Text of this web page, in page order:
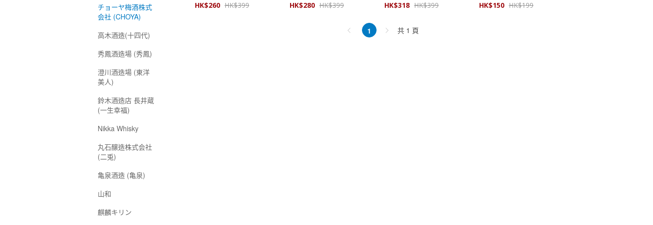
チョーヤ梅酒株式
会社 (CHOYA)
高木酒造(十四代)
秀鳳酒造場 (秀鳳)
澄川酒造場 (東洋
美人)
鈴木酒造店 長井蔵
(一生幸福)
Nikka Whisky
丸石醸造株式会社
(二兎)
亀泉酒造 (亀泉)
山和
麒麟キリン
HK$260 HK$399 HK$280 HK$399 HK$318 HK$399 HK$150 HK$199
1 共 1 頁